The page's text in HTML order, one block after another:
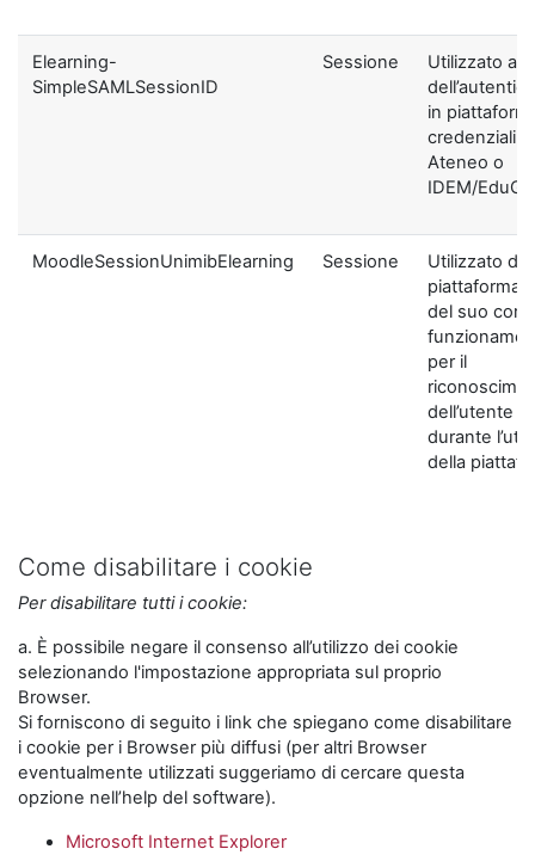
Elearning-
SimpleSAMLSessionID
Sessione
Utilizzato ai
in
credenziali di
Ateneo o
IDEM/
MoodleSessionUnimibElearning Sessione
Utilizzato
piattaforma
del suo
per il
dell’utente
durante
della
Come disabilitare i cookie
Per disabilitare tutti i cookie:
a. È possibile negare il consenso all’utilizzo dei cookie
selezionando l'impostazione appropriata sul proprio
Browser.
Si forniscono di seguito i link che spiegano come disabilitare
i cookie per i Browser più diffusi (per altri Browser
eventualmente utilizzati suggeriamo di cercare questa
opzione nell’help del software).
Microsoft Internet Explorer